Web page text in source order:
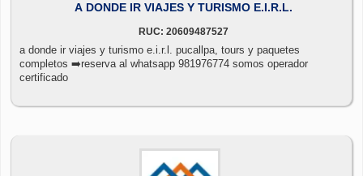
A DONDE IR VIAJES Y TURISMO E.I.R.L.
RUC: 20609487527
a donde ir viajes y turismo e.i.r.l. pucallpa, tours y paquetes
completos ➡️reserva al whatsapp 981976774 somos operador
certificado